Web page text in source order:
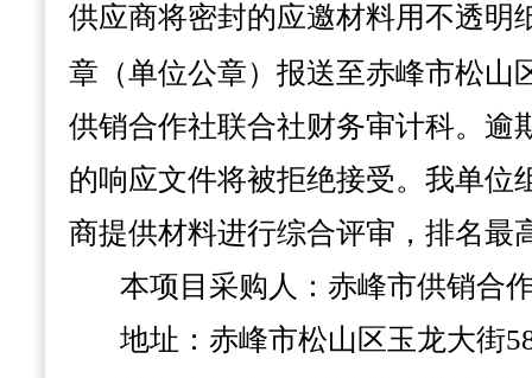
供应商将密封的应邀材料用不透明
章（单位公章）报送至赤峰市松山
供销合作社联合社财务审计科。逾
的响应文件将被拒绝接受。我单位
商提供材料进行综合评审，排名最
本项目采购人：赤峰市供销合
地址：赤峰市松山区玉龙大街